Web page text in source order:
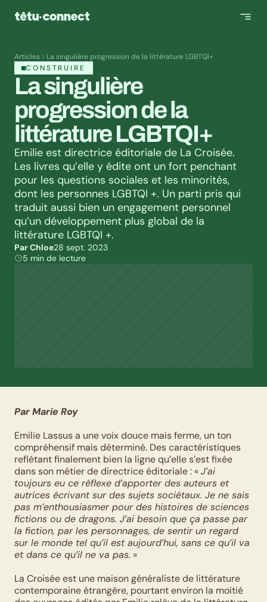
Articles
La singulière progression de la littérature LGBTQI+
CONSTRUIRE
La singulière
progression de la
littérature LGBTQI+
Emilie est directrice éditoriale de La Croisée.
Les livres qu’elle y édite ont un fort penchant
pour les questions sociales et les minorités,
dont les personnes LGBTQI +. Un parti pris qui
traduit aussi bien un engagement personnel
qu’un développement plus global de la
littérature LGBTQI +.
Par Chloe28 sept. 2023
5 min de lecture
Par Marie Roy
Emilie Lassus a une voix douce mais ferme, un ton
compréhensif mais déterminé. Des caractéristiques
reflétant finalement bien la ligne qu’elle s’est fixée
dans son métier de directrice éditoriale : « J’ai
toujours eu ce réflexe d’apporter des auteurs et
autrices écrivant sur des sujets sociétaux. Je ne sais
pas m’enthousiasmer pour des histoires de sciences
fictions ou de dragons. J’ai besoin que ça passe par
la fiction, par les personnages, de sentir un regard
sur le monde tel qu’il est aujourd’hui, sans ce qu’il va
et dans ce qu’il ne va pas. »
La Croisée est une maison généraliste de littérature
contemporaine étrangère, pourtant environ la moitié